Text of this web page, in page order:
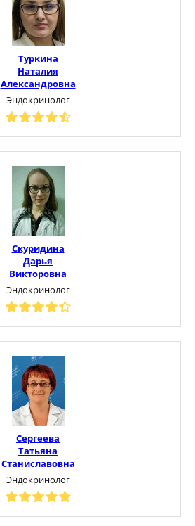
Туркина
Наталия
Александровна
Эндокринолог
Скуридина
Дарья
Викторовна
Эндокринолог
Сергеева
Татьяна
Станиславовна
Эндокринолог